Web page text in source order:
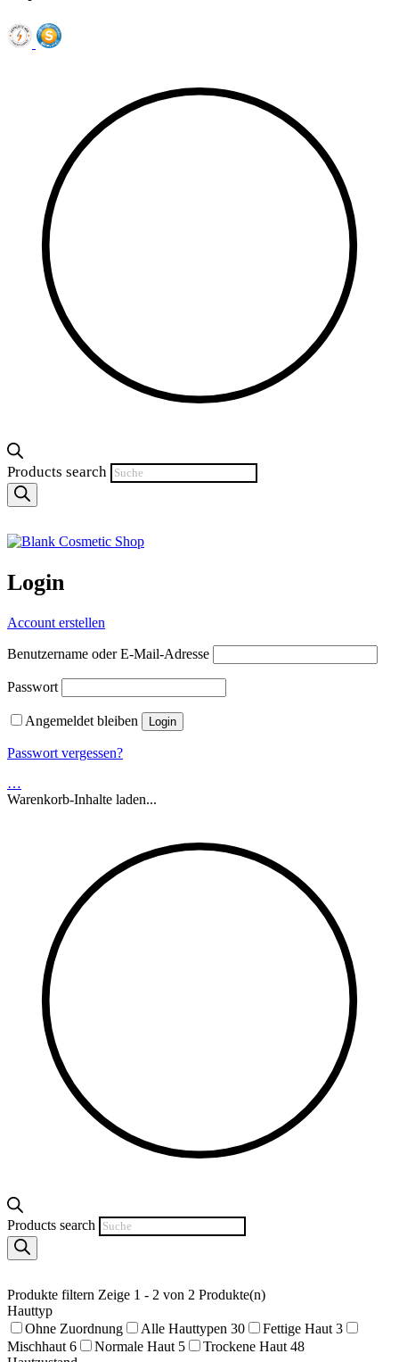
Products search
Login
Account erstellen
Benutzername oder E-Mail-Adresse
Passwort
Angemeldet bleiben
Passwort vergessen?
…
Warenkorb-Inhalte laden...
Products search
Produkte filtern Zeige 1 - 2 von 2 Produkte(n)
Hauttyp
Ohne Zuordnung
Alle Hauttypen 30 Fettige Haut 3
Mischhaut 6 Normale Haut 5 Trockene Haut 48